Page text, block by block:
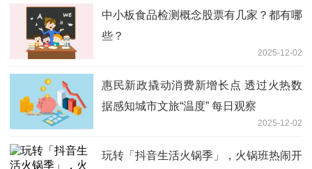
中小板食品检测概念股票有几家？都有哪
些？
2025-12-02
惠民新政撬动消费新增长点 透过火热数
据感知城市文旅“温度” 每日观察
2025-12-02
玩转「抖音生活火锅季」，火锅班热闹开